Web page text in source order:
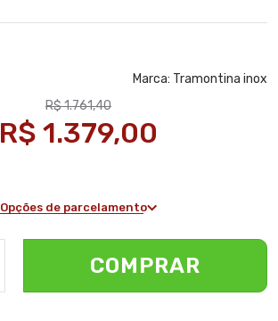
Marca: Tramontina inox
R$ 1.761,40
R$ 1.379,00
Opções de parcelamento
COMPRAR